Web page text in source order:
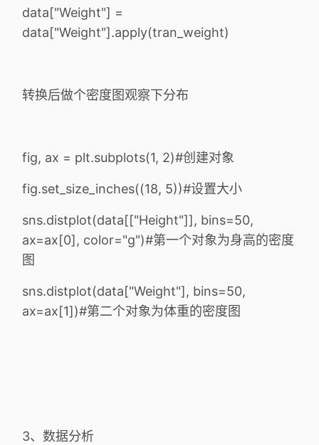
data["Weight"] =
data["Weight"].apply(tran_weight)
转换后做个密度图观察下分布
fig, ax = plt.subplots(1, 2)#创建对象
fig.set_size_inches((18, 5))#设置大小
sns.distplot(data[["Height"]], bins=50,
ax=ax[0], color="g")#第一个对象为身高的密度
图
sns.distplot(data["Weight"], bins=50,
ax=ax[1])#第二个对象为体重的密度图
3、数据分析